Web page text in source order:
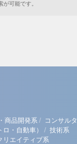
が可能です。
商品開発系/ コンサルタ
・自動車） / 技術系
リエイティブ系